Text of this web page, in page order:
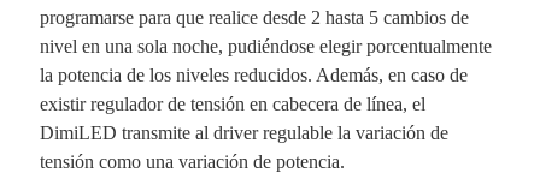
programarse para que realice desde 2 hasta 5 cambios de
nivel en una sola noche, pudiéndose elegir porcentualmente
la potencia de los niveles reducidos. Además, en caso de
existir regulador de tensión en cabecera de línea, el
DimiLED transmite al driver regulable la variación de
tensión como una variación de potencia.